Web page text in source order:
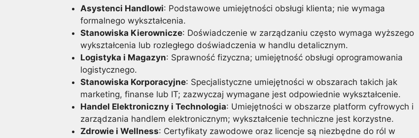
Asystenci Handlowi: Podstawowe umiejętności obsługi klienta; nie wymaga
formalnego wykształcenia.
Stanowiska Kierownicze: Doświadczenie w zarządzaniu często wymaga wyższego
wykształcenia lub rozległego doświadczenia w handlu detalicznym.
Logistyka i Magazyn: Sprawność fizyczna; umiejętność obsługi oprogramowania
logistycznego.
Stanowiska Korporacyjne: Specjalistyczne umiejętności w obszarach takich jak
marketing, finanse lub IT; zazwyczaj wymagane jest odpowiednie wykształcenie.
Handel Elektroniczny i Technologia: Umiejętności w obszarze platform cyfrowych i
zarządzania handlem elektronicznym; wykształcenie techniczne jest korzystne.
Zdrowie i Wellness: Certyfikaty zawodowe oraz licencje są niezbędne do ról w